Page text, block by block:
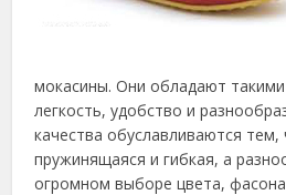
мокасины. Они обладают
легкость, удобство и
качества обуславливаются
пружинящаяся и гибкая, а
огромном выборе цвета,